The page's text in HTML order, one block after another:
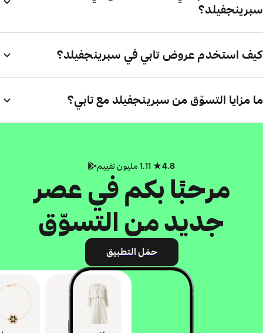
سبرينجفيلد؟
كيف استخدم عروض تابي في سبرينجفيلد؟
ما مزايا التسوّق من سبرينجفيلد مع تابي؟
4.8
مرحبًا بكم في عصر
جديد من التسوّق
حمّل التطبيق